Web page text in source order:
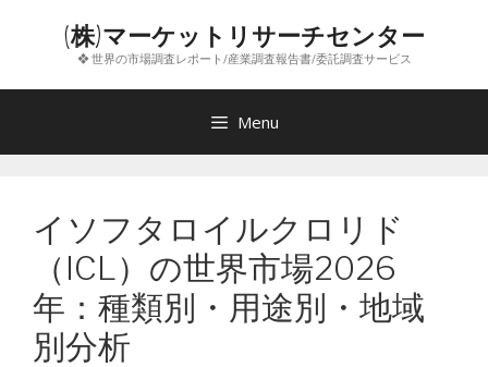
ン
(株)マーケットリサーチセンター
❖ 世界の市場調査レポート/産業調査報告書/委託調査サービス
Menu
イソフタロイルクロリド
（ICL）の世界市場2026
年：種類別・用途別・地域
別分析